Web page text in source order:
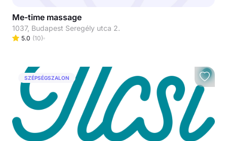
Me-time massage
1037, Budapest Seregély utca 2.
5.0 (10)
SZÉPSÉGSZALON